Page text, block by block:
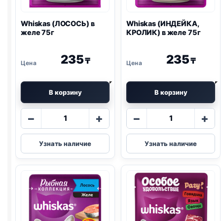
Whiskas (ЛОСОСЬ) в
желе 75г
235₸
В корзину
−
Количество
Whiskas
(ЛОСОСЬ)
в
75г
+
Узнать наличие
Whiskas (ИНДЕЙКА,
КРОЛИК) в желе 75г
235₸
В корзину
−
Количество
Whiskas
(ИНДЕЙКА,
КРОЛИК)
в
желе
75г
+
Узнать наличие